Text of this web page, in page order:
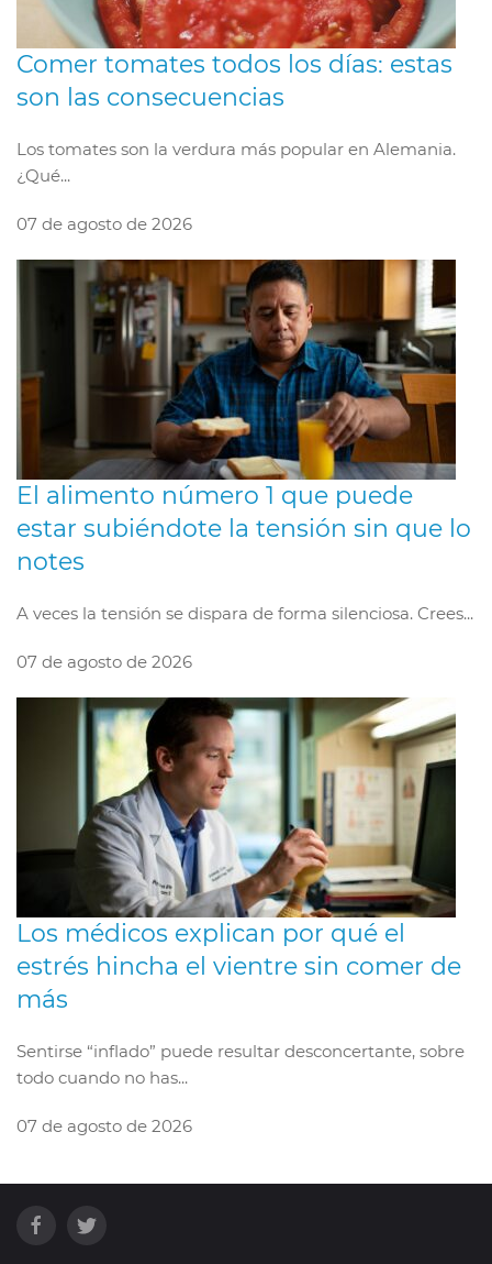
Comer tomates todos los días: estas
son las consecuencias
Los tomates son la verdura más popular en Alemania.
¿Qué...
07 de agosto de 2026
El alimento número 1 que puede
estar subiéndote la tensión sin que lo
notes
A veces la tensión se dispara de forma silenciosa. Crees...
07 de agosto de 2026
Los médicos explican por qué el
estrés hincha el vientre sin comer de
más
Sentirse “inflado” puede resultar desconcertante, sobre
todo cuando no has...
07 de agosto de 2026